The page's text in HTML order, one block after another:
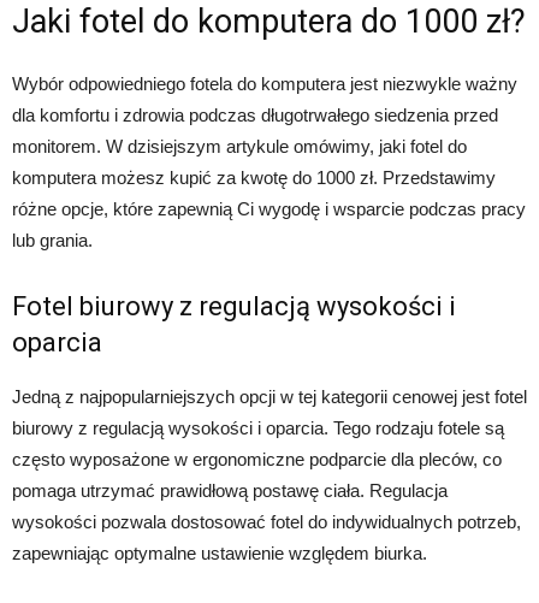
Jaki fotel do komputera do 1000 zł?
Wybór odpowiedniego fotela do komputera jest niezwykle ważny
dla komfortu i zdrowia podczas długotrwałego siedzenia przed
monitorem. W dzisiejszym artykule omówimy, jaki fotel do
komputera możesz kupić za kwotę do 1000 zł. Przedstawimy
różne opcje, które zapewnią Ci wygodę i wsparcie podczas pracy
lub grania.
Fotel biurowy z regulacją wysokości i
oparcia
Jedną z najpopularniejszych opcji w tej kategorii cenowej jest fotel
biurowy z regulacją wysokości i oparcia. Tego rodzaju fotele są
często wyposażone w ergonomiczne podparcie dla pleców, co
pomaga utrzymać prawidłową postawę ciała. Regulacja
wysokości pozwala dostosować fotel do indywidualnych potrzeb,
zapewniając optymalne ustawienie względem biurka.